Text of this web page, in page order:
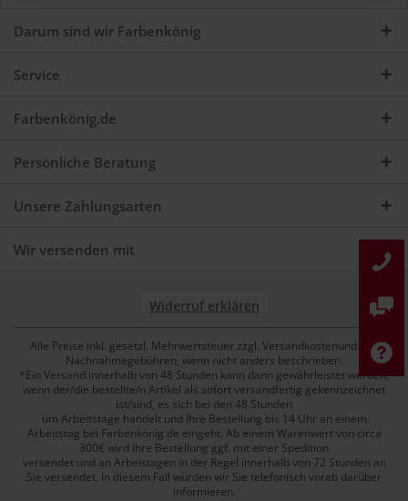
Darum sind wir Farbenkönig
Service
Farbenkönig.de
Persönliche Beratung
Unsere Zahlungsarten
Wir versenden mit
Widerruf erklären
Alle Preise inkl. gesetzl. Mehrwertsteuer zzgl. Versandkostenund ggf.
Nachnahmegebühren, wenn nicht anders beschrieben.
*Ein Versand innerhalb von 48 Stunden kann dann gewährleistet werden,
wenn der/die bestellte/n Artikel als sofort versandfertig gekennzeichnet
ist/sind, es sich bei den 48 Stunden
um Arbeitstage handelt und Ihre Bestellung bis 14 Uhr an einem
Arbeitstag bei Farbenkönig.de eingeht. Ab einem Warenwert von circa
300€ wird Ihre Bestellung ggf. mit einer Spedition
versendet und an Arbeistagen in der Regel innerhalb von 72 Stunden an
Sie versendet. In diesem Fall würden wir Sie telefonisch vorab darüber
informieren.